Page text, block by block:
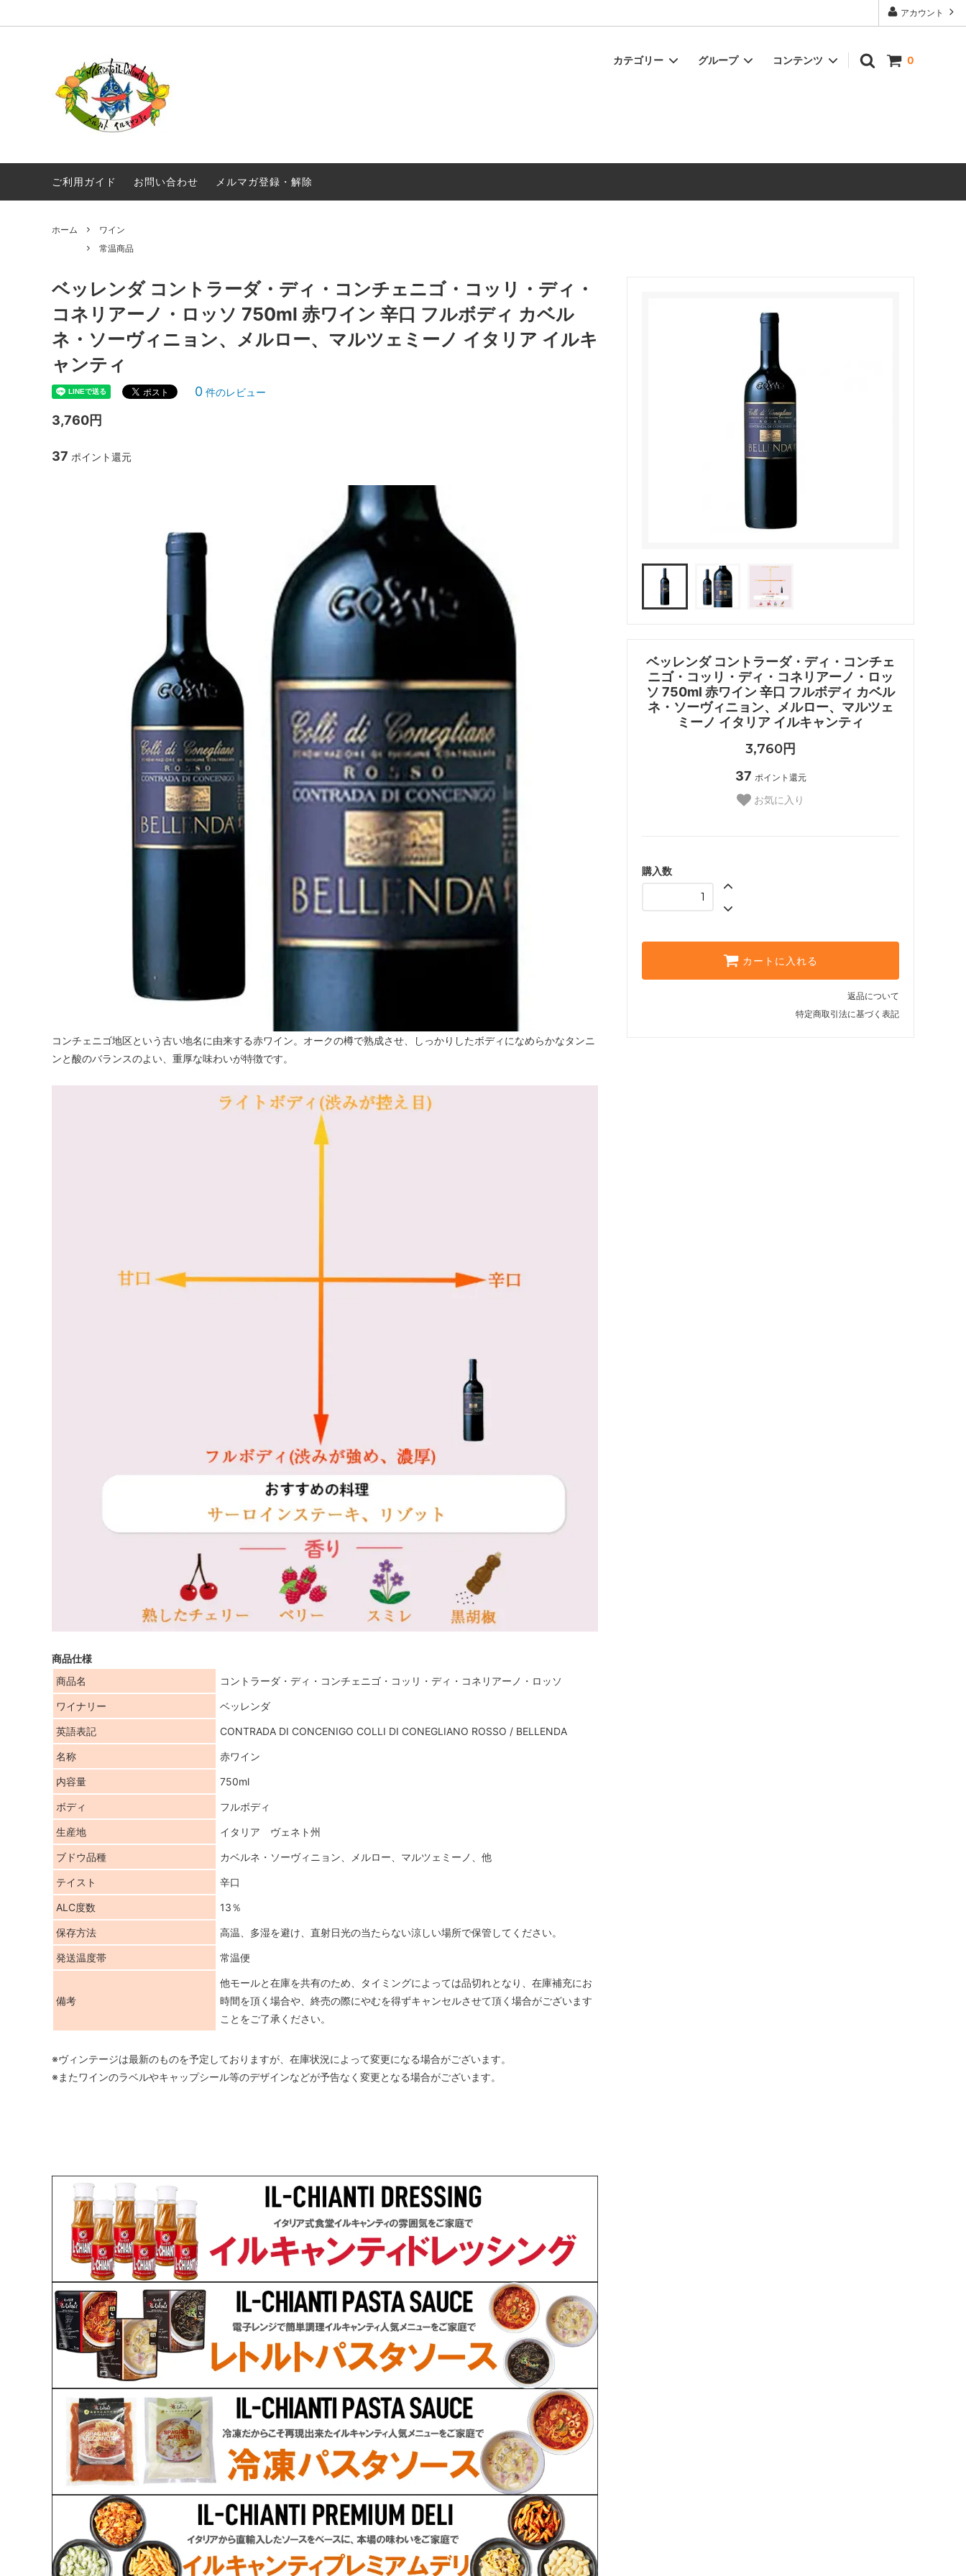
アカウント
0
カテゴリー
オリジナル商品
メール便配送
グループ
真夜中のスパゲティ
コンテンツ
毎月届く！定期便 イルキャンティドレッ
シング 380g
ご利用ガイド お問い合わせ メルマガ登録・解除
ホーム
ワイン
常温商品
ベッレンダ コントラーダ・ディ・コンチェ
ニゴ・コッリ・ディ・コネリアーノ・ロッ
ソ 750ml 赤ワイン 辛口 フルボディ カベル
ネ・ソーヴィニョン、メルロー、マルツェ
ミーノ イタリア イルキャンティ
3,760円
37 ポイント還元
お気に入り
購入数
カートに入れる
返品について
特定商取引法に基づく表記
ベッレンダ コントラーダ・ディ・コンチェニゴ・コッリ・ディ・
コネリアーノ・ロッソ 750ml 赤ワイン 辛口 フルボディ カベル
ネ・ソーヴィニョン、メルロー、マルツェミーノ イタリア イルキ
ャンティ
0 件のレビュー
3,760円
37 ポイント還元
コンチェニゴ地区という古い地名に由来する赤ワイン。オークの樽で熟成させ、しっかりしたボディになめらかなタンニ
ンと酸のバランスのよい、重厚な味わいが特徴です。
商品仕様
商品名
コントラーダ・ディ・コンチェニゴ・コッリ・ディ・コネリアーノ・ロッソ
ワイナリー ベッレンダ
英語表記 CONTRADA DI CONCENIGO COLLI DI CONEGLIANO ROSSO / BELLENDA
名称 赤ワイン
内容量 750ml
ボディ フルボディ
生産地 イタリア ヴェネト州
ブドウ品種 カベルネ・ソーヴィニョン、メルロー、マルツェミーノ、他
テイスト 辛口
ALC度数 13％
保存方法 高温、多湿を避け、直射日光の当たらない涼しい場所で保管してください。
発送温度帯 常温便
備考
他モールと在庫を共有のため、タイミングによっては品切れとなり、在庫補充にお
時間を頂く場合や、終売の際にやむを得ずキャンセルさせて頂く場合がございます
ことをご了承ください。
※ヴィンテージは最新のものを予定しておりますが、在庫状況によって変更になる場合がございます。
※またワインのラベルやキャップシール等のデザインなどが予告なく変更となる場合がございます。